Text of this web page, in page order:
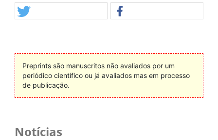
Preprints são manuscritos não avaliados por um
periódico científico ou já avaliados mas em processo
de publicação.
Notícias